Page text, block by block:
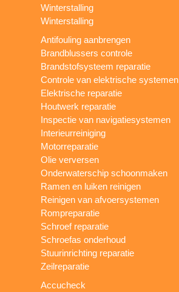
Winterstalling
Winterstalling
Antifouling aanbrengen
Brandblussers controle
Brandstofsysteem reparatie
Controle van elektrische systemen
Elektrische reparatie
Houtwerk reparatie
Inspectie van navigatiesystemen
Interieurreiniging
Motorreparatie
Olie verversen
Onderwaterschip schoonmaken
Ramen en luiken reinigen
Reinigen van afvoersystemen
Rompreparatie
Schroef reparatie
Schroefas onderhoud
Stuurinrichting reparatie
Zeilreparatie
Accucheck